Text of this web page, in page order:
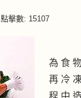
點擊數: 15107
為 食
再 冷